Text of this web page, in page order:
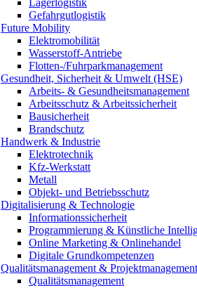
Gefahrgutlogistik
Future Mobility
Elektromobilität
Wasserstoff-Antriebe
Flotten-/Fuhrparkmanagement
Gesundheit, Sicherheit & Umwelt (HSE)
Arbeits- & Gesundheitsmanagement
Arbeitsschutz & Arbeitssicherheit
Bausicherheit
Brandschutz
Handwerk & Industrie
Elektrotechnik
Kfz-Werkstatt
Metall
Objekt- und Betriebsschutz
Digitalisierung & Technologie
Informationssicherheit
Programmierung & Künstliche
Online Marketing & Onlinehandel
Digitale Grundkompetenzen
Qualitätsmanagement & Projektmanagement
Qualitätsmanagement